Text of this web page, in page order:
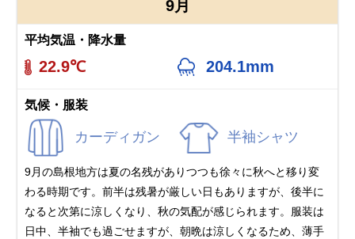
9月
平均気温・降水量
22.9℃ 204.1mm
気候・服装
カーディガン 半袖シャツ
9月の島根地方は夏の名残がありつつも徐々に秋へと移り変
わる時期です。前半は残暑が厳しい日もありますが、後半に
なると次第に涼しくなり、秋の気配が感じられます。服装は
日中、半袖でも過ごせますが、朝晩は涼しくなるため、薄手